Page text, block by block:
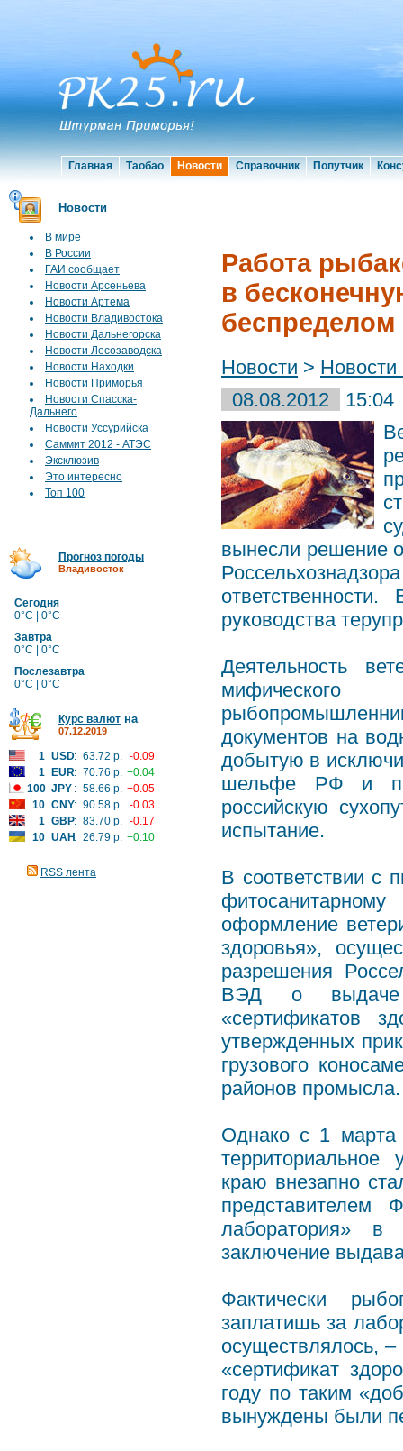
Главная Таобао Новости Справочник Попутчик
Новости
В мире
В России
ГАИ сообщает
Новости Арсеньева
Новости Артема
Новости Владивостока
Новости Дальнегорска
Новости Лесозаводска
Новости Находки
Новости Приморья
Новости Спасска-
Дальнего
Новости Уссурийска
Саммит 2012 - АТЭС
Эксклюзив
Это интересно
Топ 100
Прогноз погоды
Владивосток
Сегодня
0°C | 0°C
Завтра
0°C | 0°C
Послезавтра
0°C | 0°C
Курс валют на
07.12.2019
1 USD: 63.72 р. -0.09
1
EUR: 70.76 р. +0.04
100 JPY : 58.66 р. +0.05
10 CNY: 90.58 р. -0.03
1 GBP: 83.70 р. -0.17
10 UAH: 26.79 р. +0.10
RSS лента
Работа
в
беспределом
Новости >
08.08.2012
15:04
вынесли решение
руководства
Деятельность
документов на
добытую в
шельфе РФ и
российскую
испытание.
В соответствии с
оформление
здоровья»,
разрешения
ВЭД о выдаче
«сертификатов
утвержденных
грузового
районов промысла.
Однако с 1 марта
территориальное
краю внезапно
представителем
лаборатория»
заключение
Фактически
заплатишь за
осуществлялось,
«сертификат
году по таким
вынуждены были